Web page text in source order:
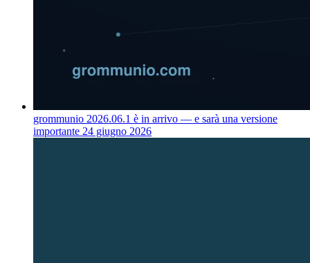
grommunio 2026.06.1 è in arrivo — e sarà una versione
importante 24 giugno 2026